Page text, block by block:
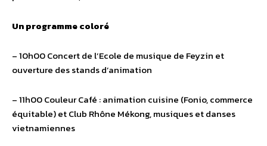
Un programme coloré
– 10h00 Concert de l’Ecole de musique de Feyzin et
ouverture des stands d’animation
– 11h00 Couleur Café : animation cuisine (Fonio, commerce
équitable) et Club Rhône Mékong, musiques et danses
vietnamiennes